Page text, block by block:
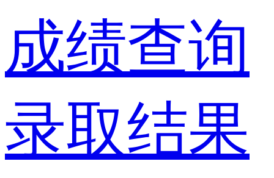
成绩查询
录取结果